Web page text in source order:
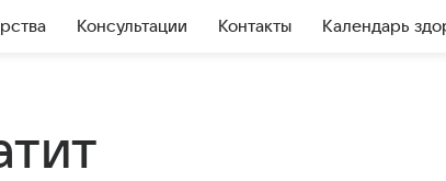
Консультации Контакты Календарь